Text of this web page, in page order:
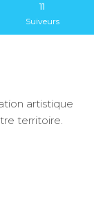
11
Suiveurs
artistique
territoire.